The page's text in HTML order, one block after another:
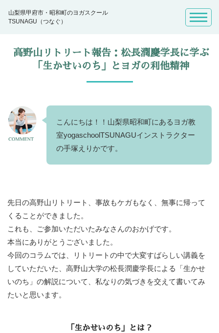
山梨県甲府市・昭和町のヨガスクール
TSUNAGU（つなぐ）
高野山リトリート報告：松長潤慶学長に学ぶ
「生かせいのち」とヨガの利他精神
こんにちは！！山梨県昭和町にあるヨガ教
室yogaschoolTSUNAGUインストラクター
の手塚えりかです。
先日の高野山リトリート、事故もケガもなく、無事に帰って
くることができました。
これも、ご参加いただいたみなさんのおかげです。
本当にありがとうございました。
今回のコラムでは、リトリートの中で大変すばらしい講義を
していただいた、高野山大学の松長潤慶学長による「生かせ
いのち」の解説について、私なりの気づきを交えて書いてみ
たいと思います。
「生かせいのち」とは？